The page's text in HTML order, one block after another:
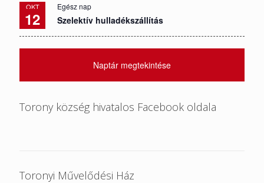
OKT
12
Egész nap
Szelektív hulladékszállítás
Naptár megtekintése
Torony község hivatalos Facebook oldala
Toronyi Művelődési Ház